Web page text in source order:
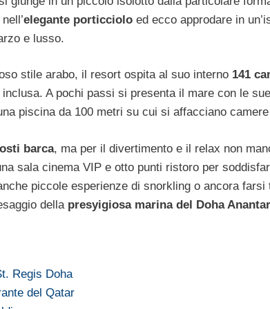
elegante porticciolo ed ecco approdare in
e lusso.
stile arabo, il resort ospita al suo interno 141
A pochi passi si presenta il mare con le sue
piscina da 100 metri su cui si affacciano
barca, ma per il divertimento e il relax non
sala cinema VIP e otto punti ristoro per
piccole esperienze di snorkling o ancora
della presyigiosa marina del Doha
Regis Doha
del Qatar